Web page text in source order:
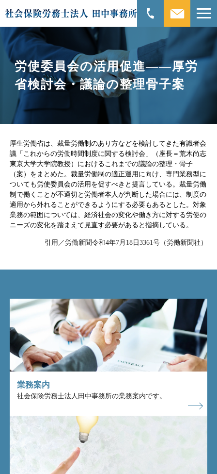
労使委員会の活用促進――厚労
省検討会・議論の整理骨子案
厚生労働省は、裁量労働制のあり方などを検討してきた有識者会
議「これからの労働時間制度に関する検討会」（座長＝荒木尚志
東京大学大学院教授）におけるこれまでの議論の整理・骨子
（案）をまとめた。裁量労働制の適正運用に向け、専門業務型に
ついても労使委員会の活用を促すべきと提言している。裁量労働
制で働くことが不適切と労働者本人が判断した場合には、制度の
適用から外れることができるようにする必要もあるとした。対象
業務の範囲については、経済社会の変化や働き方に対する労使の
ニーズの変化を踏まえて見直す必要があると指摘している。
引用／労働新聞令和4年7月18日3361号（労働新聞社）
業務案内
社会保険労務士法人田中事務所の業務案内です。